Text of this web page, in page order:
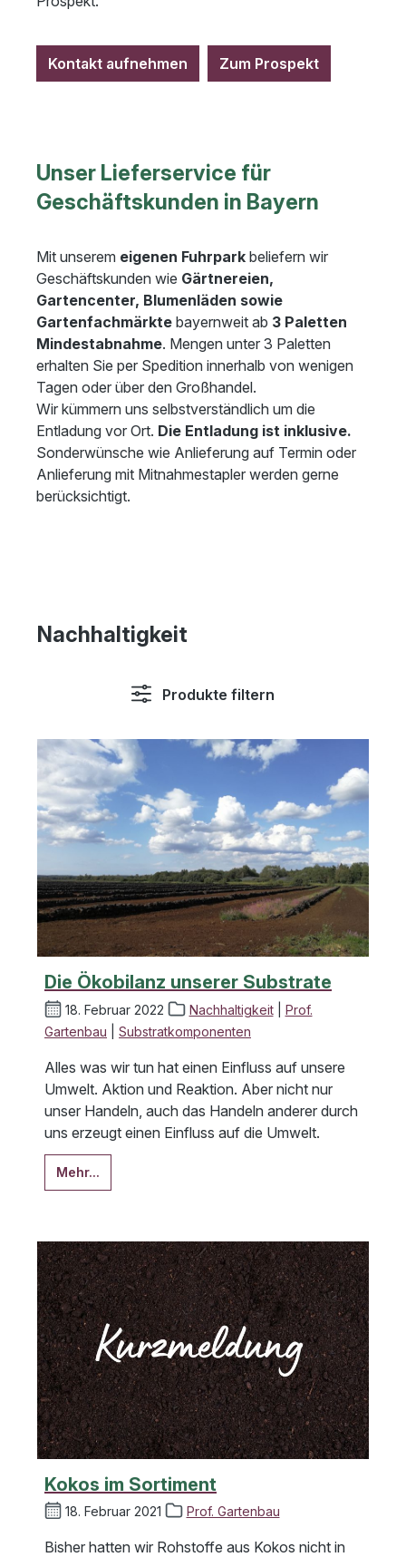
Kontakt aufnehmen Zum Prospekt
Unser Lieferservice für
Geschäftskunden in Bayern
Mit unserem eigenen Fuhrpark beliefern wir
Geschäftskunden wie Gärtnereien,
Gartencenter, Blumenläden sowie
Gartenfachmärkte bayernweit ab 3 Paletten
Mindestabnahme. Mengen unter 3 Paletten
erhalten Sie per Spedition innerhalb von wenigen
Tagen oder über den Großhandel.
Wir kümmern uns selbstverständlich um die
Entladung vor Ort. Die Entladung ist inklusive.
Sonderwünsche wie Anlieferung auf Termin oder
Anlieferung mit Mitnahmestapler werden gerne
berücksichtigt.
Nachhaltigkeit
Produkte filtern
Die Ökobilanz unserer Substrate
18. Februar 2022 Nachhaltigkeit| Prof.
Gartenbau
Substratkomponenten
Alles was wir tun hat einen Einfluss auf unsere
Umwelt. Aktion und Reaktion. Aber nicht nur
unser Handeln, auch das Handeln anderer durch
uns erzeugt einen Einfluss auf die Umwelt.
Mehr...
Kokos im Sortiment
18. Februar 2021 Prof. Gartenbau
Bisher hatten wir Rohstoffe aus Kokos nicht in